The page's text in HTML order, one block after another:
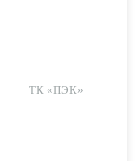
ТК «ПЭК»